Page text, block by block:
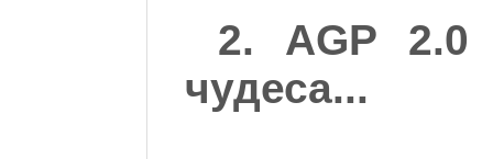
2. AGP 2.0
чудеса...